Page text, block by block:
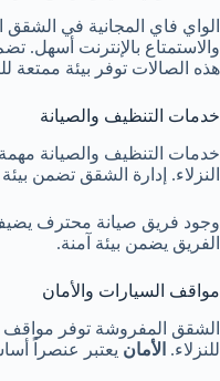
الواي فاي المجانية في
والاستمتاع بالإنترنت أسهل.
هذه الصالات توفر بيئة ممتعة
خدمات التنظيف والصيانة
خدمات التنظيف والصيانة
النزلاء. إدارة الشقق تضمن
وجود فريق صيانة محترف يضيف
الفريق يضمن بيئة آمنة.
مواقف السيارات والأمان
الشقق المفروشة توفر مواقف
للنزلاء. الأمان يعتبر عنصراً